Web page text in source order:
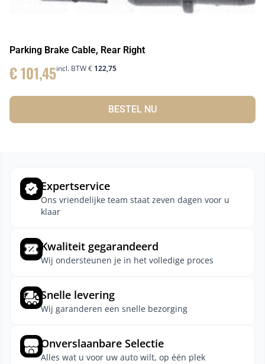
Parking Brake Cable, Rear Right
€101,45incl. BTW€ 122,75
BESTEL NU
Expertservice
Ons vriendelijke team staat zeven dagen voor u
klaar
Kwaliteit gegarandeerd
Wij ondersteunen je in het volledige proces
Snelle levering
Wij garanderen een snelle bezorging
Onverslaanbare Selectie
Alles wat u voor uw auto wilt, op één plek